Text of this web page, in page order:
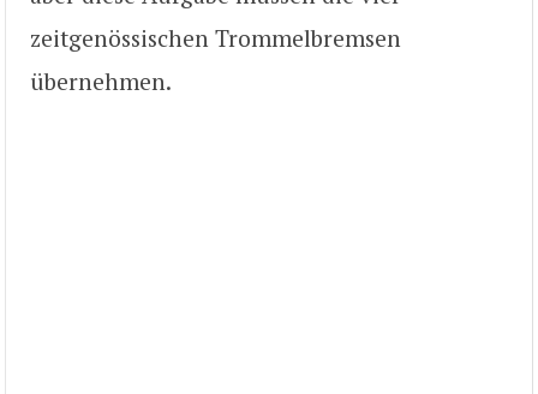
zeitgenössischen Trommelbremsen
übernehmen.